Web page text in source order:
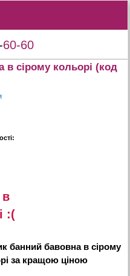
60-60
сірому кольорі (код
в
:(
банний бавовна в сірому
за кращою ціною